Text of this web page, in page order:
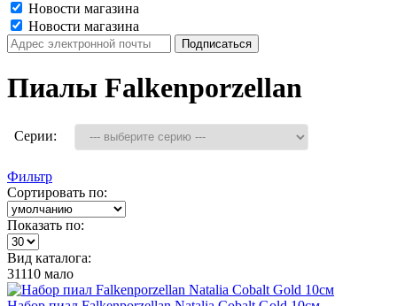
Новости магазина
Новости магазина
Пиалы Falkenporzellan
Серии:
Фильтр
Сортировать по:
Показать по:
Вид каталога:
31110 мало